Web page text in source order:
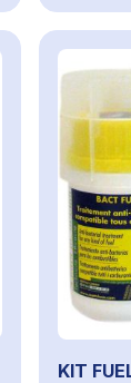
KIT